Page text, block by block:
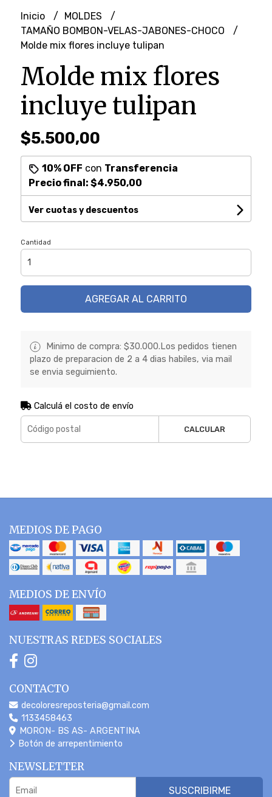
Inicio
MOLDES
TAMAÑO BOMBON-VELAS-JABONES-CHOCO
Molde mix flores incluye tulipan
Molde mix flores
incluye tulipan
$5.500,00
10% OFF con Transferencia
Precio final: $4.950,00
Ver cuotas y descuentos
Cantidad
AGREGAR AL CARRITO
Minimo de compra: $30.000.Los pedidos tienen
plazo de preparacion de 2 a 4 dias habiles, via mail
se envia seguimiento.
Calculá el costo de envío
CALCULAR
MEDIOS DE PAGO
MEDIOS DE ENVÍO
NUESTRAS REDES SOCIALES
CONTACTO
decoloresreposteria@gmail.com
1133458463
MORON- BS AS- ARGENTINA
Botón de arrepentimiento
NEWSLETTER
SUSCRIBIRME